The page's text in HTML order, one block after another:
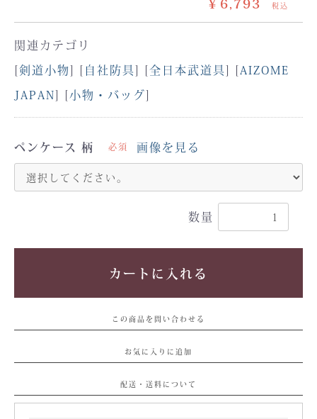
税込
関連カテゴリ
[剣道小物] [自社防具] [全日本武道具] [AIZOME
JAPAN] [小物・バッグ]
ペンケース 柄 必須 画像を見る
数量
カートに入れる
この商品を問い合わせる
お気に入りに追加
配送・送料について